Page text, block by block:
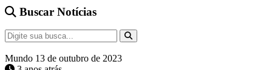
Buscar Notícias
Mundo 13 de outubro de 2023